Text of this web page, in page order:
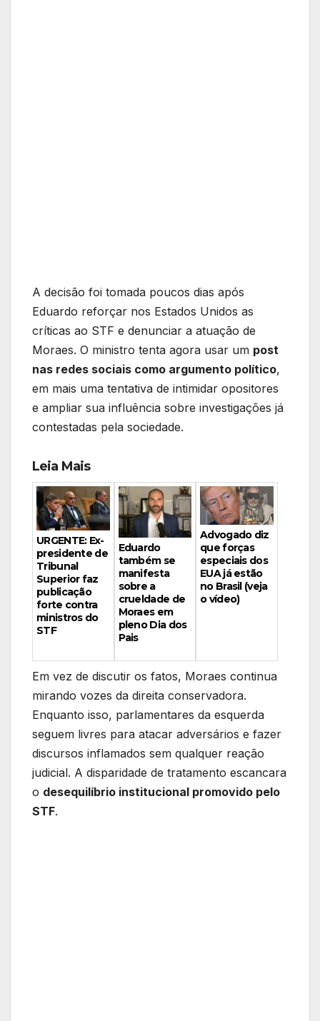
A decisão foi tomada poucos dias após
Eduardo reforçar nos Estados Unidos as
críticas ao STF e denunciar a atuação de
Moraes. O ministro tenta agora usar um post
nas redes sociais como argumento político,
em mais uma tentativa de intimidar opositores
e ampliar sua influência sobre investigações já
contestadas pela sociedade.
Leia Mais
URGENTE: Ex-
presidente de
Tribunal
Superior faz
publicação
forte contra
ministros do
STF
Eduardo
também se
manifesta
sobre a
crueldade de
Moraes em
pleno Dia dos
Pais
Advogado diz
que forças
especiais dos
EUA já estão
no Brasil (veja
o vídeo)
Em vez de discutir os fatos, Moraes continua
mirando vozes da direita conservadora.
Enquanto isso, parlamentares da esquerda
seguem livres para atacar adversários e fazer
discursos inflamados sem qualquer reação
judicial. A disparidade de tratamento escancara
o desequilíbrio institucional promovido pelo
STF.